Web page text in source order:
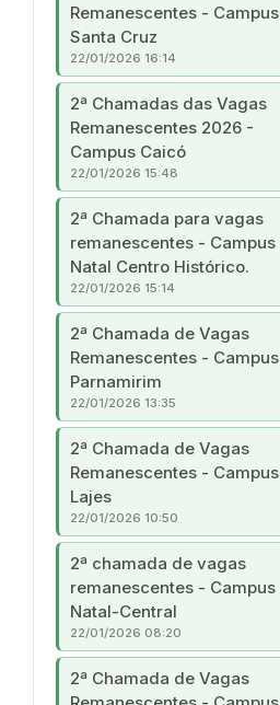
Remanescentes - Campus
Santa Cruz
22/01/2026 16:14
2ª Chamadas das Vagas
Remanescentes 2026 -
Campus Caicó
22/01/2026 15:48
2ª Chamada para vagas
remanescentes - Campus
Natal Centro Histórico.
22/01/2026 15:14
2ª Chamada de Vagas
Remanescentes - Campus
Parnamirim
22/01/2026 13:35
2ª Chamada de Vagas
Remanescentes - Campus
Lajes
22/01/2026 10:50
2ª chamada de vagas
remanescentes - Campus
Natal-Central
22/01/2026 08:20
2ª Chamada de Vagas